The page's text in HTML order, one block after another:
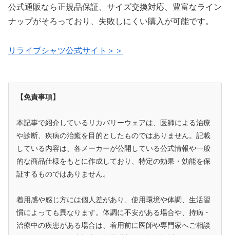
公式通販なら正規品保証、サイズ交換対応、豊富なライン
ナップがそろっており、失敗しにくい購入が可能です。
リライブシャツ公式サイト＞＞
【免責事項】
本記事で紹介しているリカバリーウェアは、医師による治療
や診断、疾病の治癒を目的としたものではありません。記載
している内容は、各メーカーが公開している公式情報や一般
的な商品仕様をもとに作成しており、特定の効果・効能を保
証するものではありません。
着用感や感じ方には個人差があり、使用環境や体調、生活習
慣によっても異なります。体調に不安がある場合や、持病・
治療中の疾患がある場合は、着用前に医師や専門家へご相談